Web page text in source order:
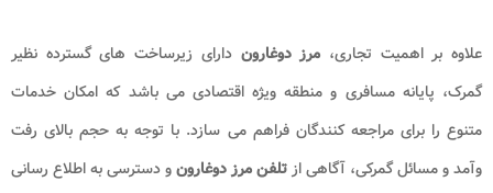
علاوه بر اهمیت تجاری، مرز دوغاروندارای زیرساخت های گسترده نظیر
گمرک، پایانه مسافری و منطقه ویژه اقتصادی می باشد که امکان خدمات
متنوع را برای مراجعه کنندگان فراهم می سازد. با توجه به حجم بالای رفت
وآمد و مسائل گمرکی، آگاهی ازتلفن مرز دوغارونو دسترسی به اطلاع رسانی